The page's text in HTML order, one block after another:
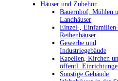
Häuser und Zubehör
Bauernhof, Mühlen
Landhäuser
Einzel-,
Reihenhäuser
Gewerbe und
Industriegebäude
Kapellen, Kirchen
öffentl.
Sonstige Gebäude